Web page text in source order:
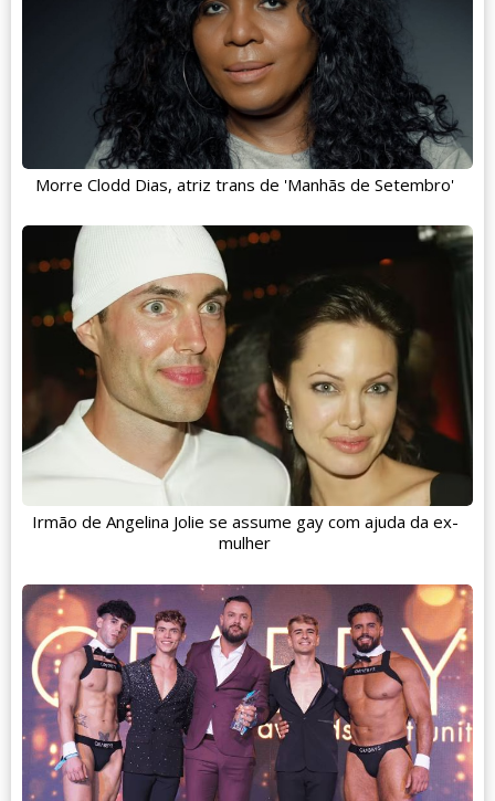
Morre Clodd Dias, atriz trans de 'Manhãs de Setembro'
Irmão de Angelina Jolie se assume gay com ajuda da ex-
mulher